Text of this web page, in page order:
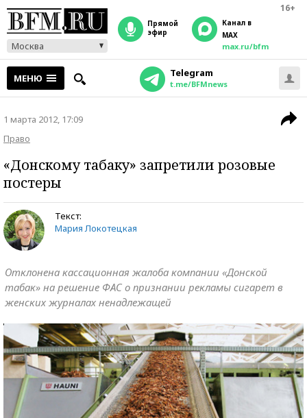
16+
Москва
прямой
эфир
Канал в
MAX
max.ru/bfm
МЕНЮ Telegram
t.me/BFMnews
1 марта 2012, 17:09
Право
«Донскому табаку» запретили розовые
постеры
Текст:
Мария Локотецкая
Отклонена кассационная жалоба компании «Донской
табак» на решение ФАС о признании рекламы сигарет в
женских журналах ненадлежащей